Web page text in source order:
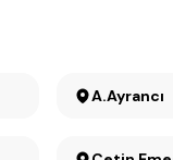
A.Ayrancı